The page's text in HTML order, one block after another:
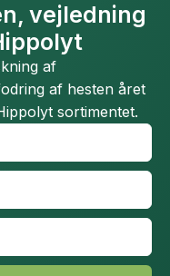
vejledning
af
af hesten året
sortimentet.